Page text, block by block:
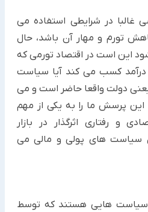
غالبا در شرایطی استفاده می
تورم و مهار آن باشد، حال
این است در اقتصاد تورمی که
درآمد کسب می کند آیا سیاست
یعنی دولت واقعا حاضر است و می
این پرسش ما را به یکی از مهم
و رفتاری اثرگذار در بازار
سیاست های پولی و مالی می
هایی هستند که توسط